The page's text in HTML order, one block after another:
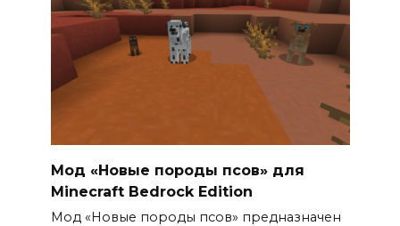
Мод «Новые породы псов» для
Minecraft Bedrock Edition
Мод «Новые породы псов» предназначен